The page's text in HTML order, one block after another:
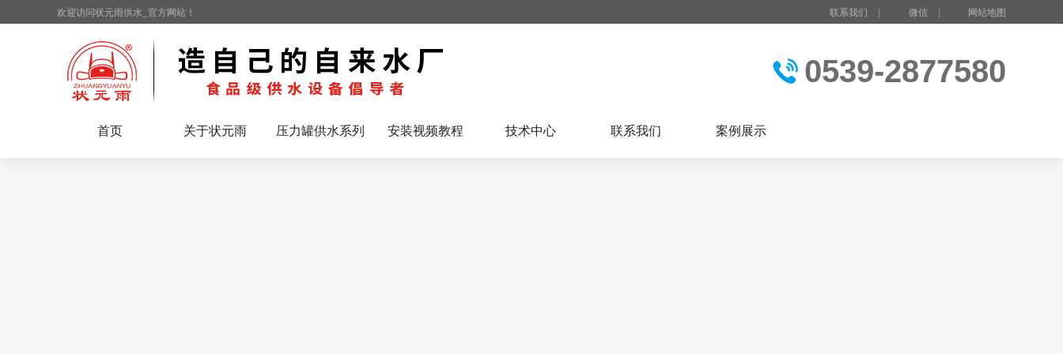
联系我们 | 微信 | 网站地图
欢迎访问状元雨供水_官方网站！
0539-2877580
首页 关于状元雨 压力罐供水系列 安装视频教程 技术中心 联系我们 案例展示